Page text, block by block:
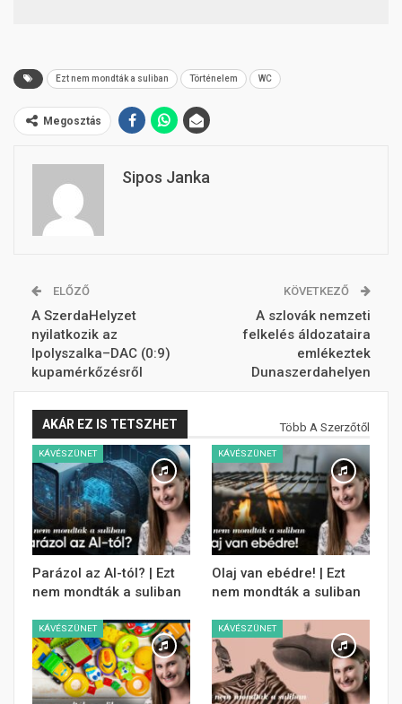
Ezt nem mondták a suliban Történelem WC
Megosztás
Sipos Janka
ELŐZŐ
A SzerdaHelyzet
nyilatkozik az
Ipolyszalka–DAC (0:9)
kupamérkőzésről
KÖVETKEZŐ
A szlovák nemzeti
felkelés áldozataira
emlékeztek
Dunaszerdahelyen
AKÁR EZ IS TETSZHET Több A Szerzőtől
KÁVÉSZÜNET
Parázol az AI-tól? | Ezt
nem mondták a suliban
KÁVÉSZÜNET
Olaj van ebédre! | Ezt
nem mondták a suliban
KÁVÉSZÜNET KÁVÉSZÜNET